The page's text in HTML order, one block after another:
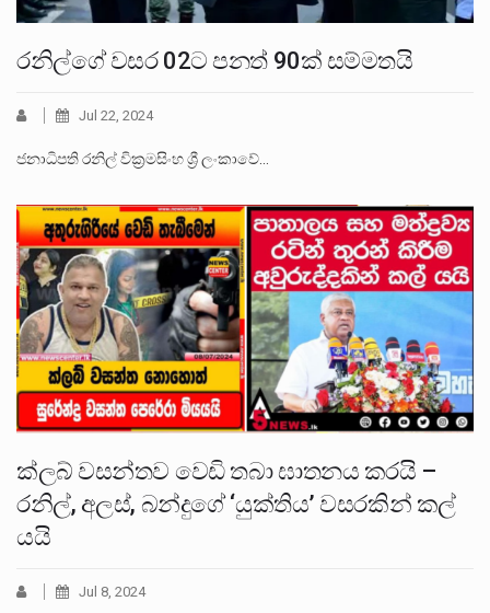
රනිල්ගේ වසර 02ට පනත් 90ක් සම්මතයි
Jul 22, 2024
ජනාධිපති රනිල් වික්‍රමසිංහ ශ්‍රී ලංකාවේ…
ක්ලබ් වසන්තව වෙඩි තබා ඝාතනය කරයි –
රනිල්, අලස්, බන්දුගේ ‘යුක්තිය’ වසරකින් කල්
යයි
Jul 8, 2024